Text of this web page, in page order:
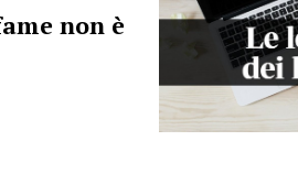
non è